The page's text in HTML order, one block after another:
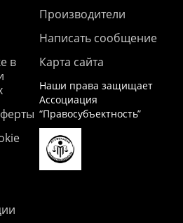
в
Производители
Написать сообщение
Карта сайта
Наши права защищает
Ассоциация
“Правосубъектность”